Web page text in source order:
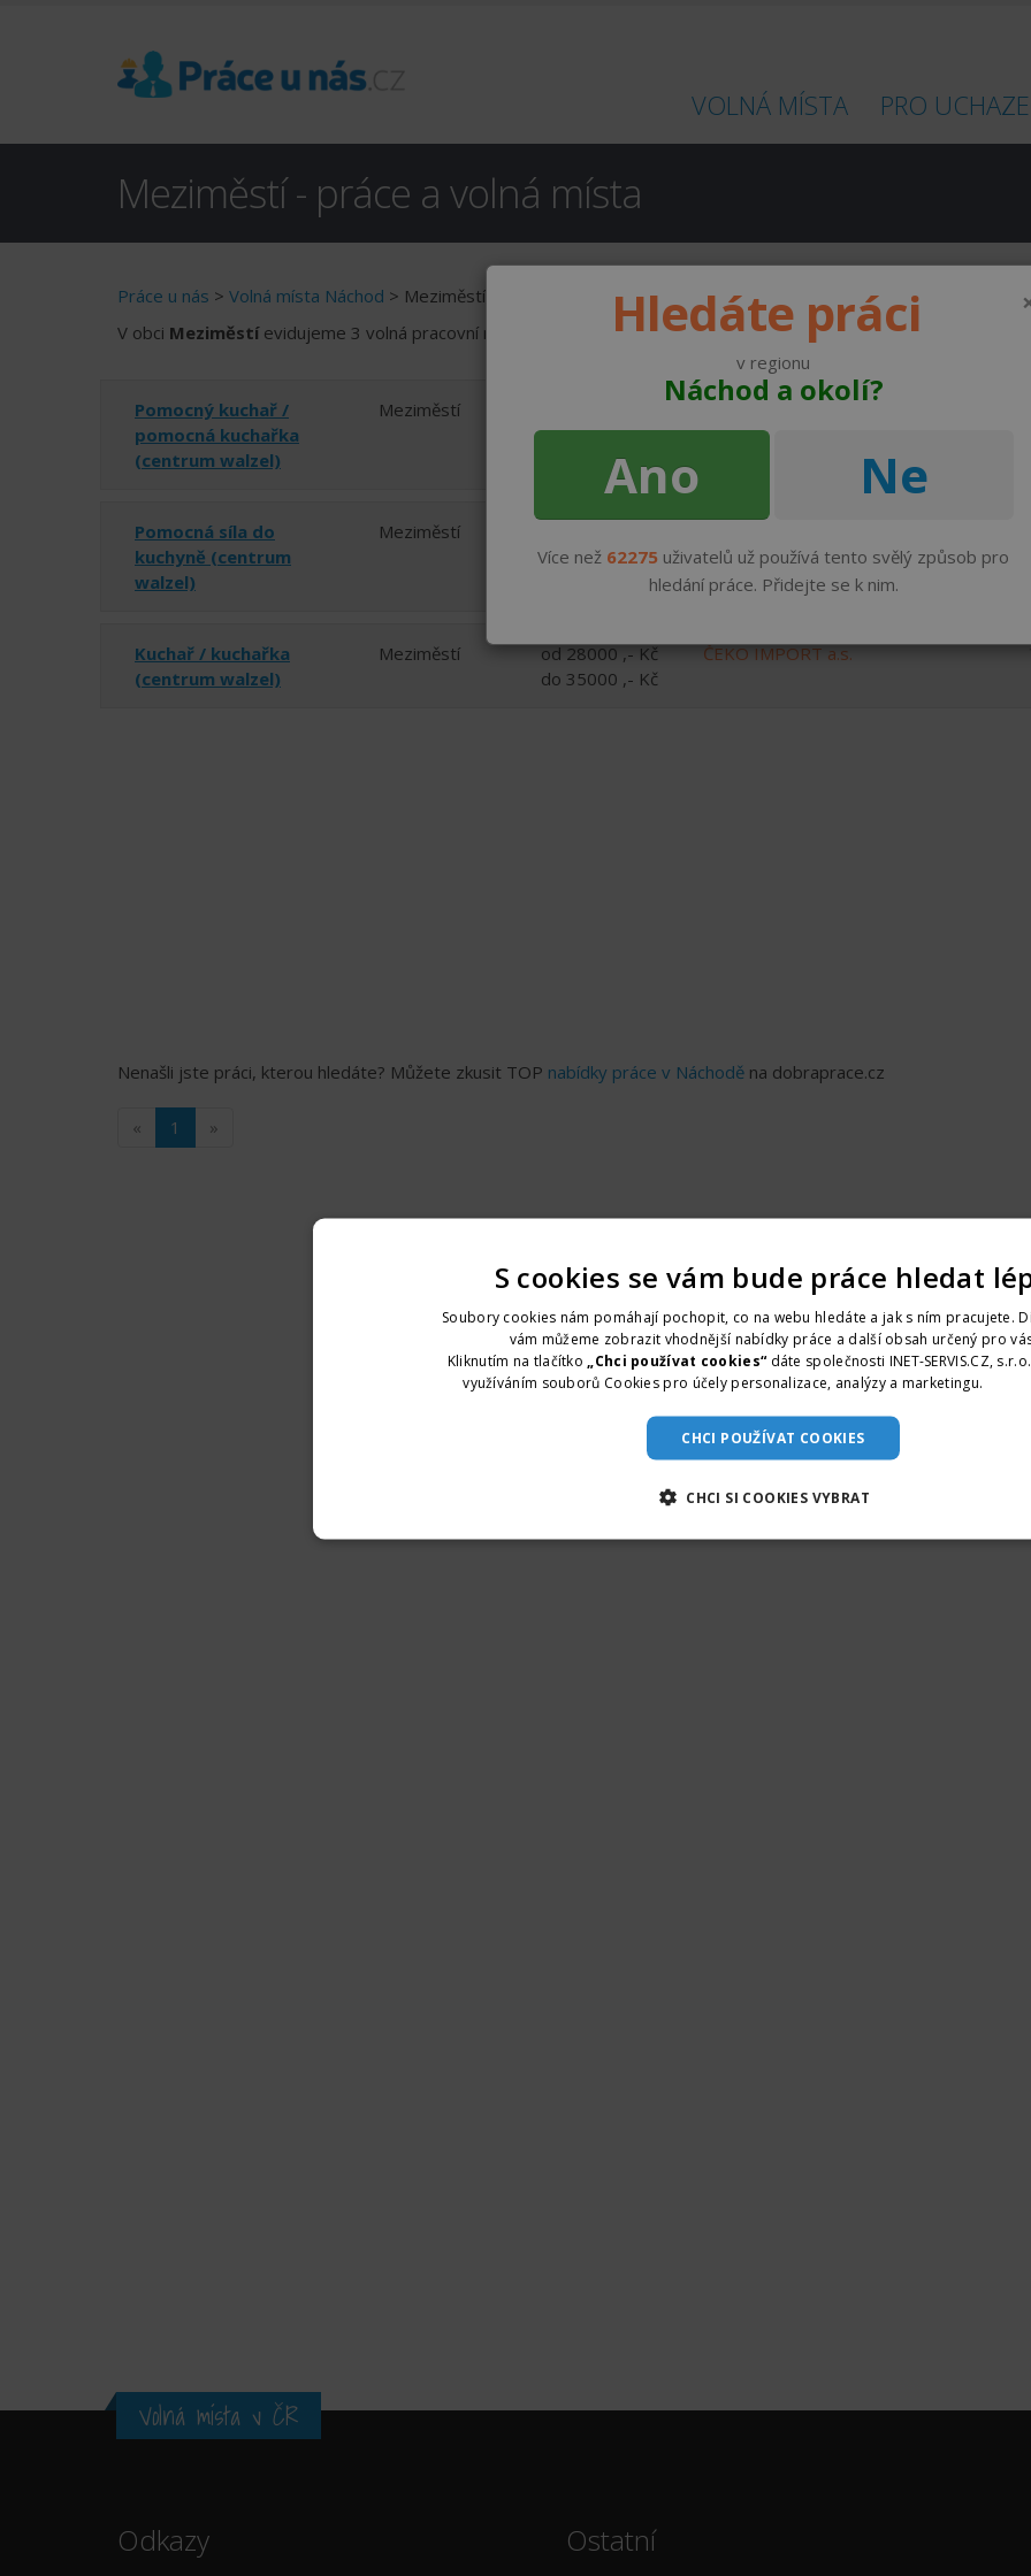
VOLNÁ MÍSTA PRO
Meziměstí - práce a volná místa
Práce u nás > Volná místa Náchod > Meziměstí
V obci Meziměstíevidujeme 3 volná pracovní místa.
Pomocný kuchař /
pomocná kuchařka
(centrum walzel)
Meziměstí
do 30000 ,- Kč
Pomocná síla do
kuchyně (centrum
walzel)
Meziměstí
do 30000 ,- Kč
Kuchař / kuchařka
(centrum walzel)
Meziměstí
od 28000 ,- Kč
do 35000 ,- Kč
ČEKO IMPORT a.s.
Nenašli jste práci, kterou hledáte? Můžete zkusit TOP nabídky práce v Náchodě na dobraprace.cz
« 1 »
Hledáte práci
v regionu
Náchod a okolí?
Ano Ne
Více než 62275 uživatelů už používá tento svělý způsob pro
hledání práce. Přidejte se k nim.
Volná místa v ČR
Odkazy Ostatní
S cookies se vám bude práce hledat
Soubory cookies nám pomáhají pochopit, co na webu hledáte a jak s ním pracujete.
vám můžeme zobrazit vhodnější nabídky práce a další obsah určený pro
Kliknutím na tlačítko
„Chci používat cookies“ dáte společnosti INET-SERVIS.CZ,
využíváním souborů Cookies pro účely personalizace, analýzy a marketingu.
CHCI POUŽÍVAT COOKIES
CHCI SI COOKIES VYBRAT